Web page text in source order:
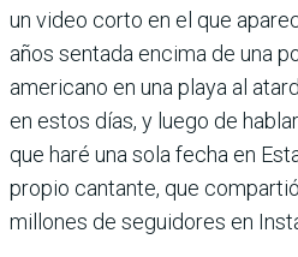
un video corto en el que
años sentada encima de una
americano en una playa al
en estos días, y luego de
que haré una sola fecha en
propio cantante, que
millones de seguidores en